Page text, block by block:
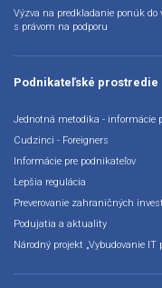
Výzva na predkladanie ponúk
s právom na podporu
Podnikateľské prostredie
Jednotná metodika - informácie
Cudzinci - Foreigners
Informácie pre podnikateľov
Lepšia regulácia
Preverovanie zahraničných
Podujatia a aktuality
Národný projekt „Vybudovanie